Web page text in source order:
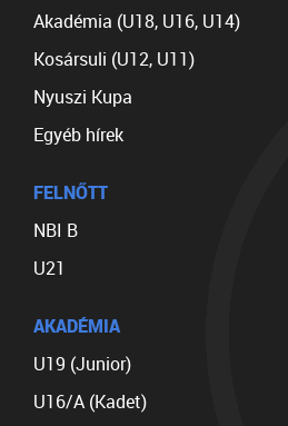
Akadémia (U18, U16, U14)
Kosársuli (U12, U11)
Nyuszi Kupa
Egyéb hírek
FELNŐTT
NBI B
U21
AKADÉMIA
U19 (Junior)
U16/A (Kadet)